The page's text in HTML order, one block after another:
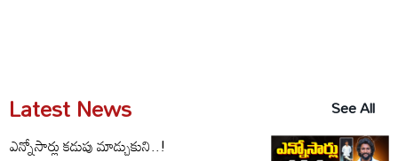
Latest News
See All
ఎన్నోసార్లు కడుపు మాడ్చుకుని..!